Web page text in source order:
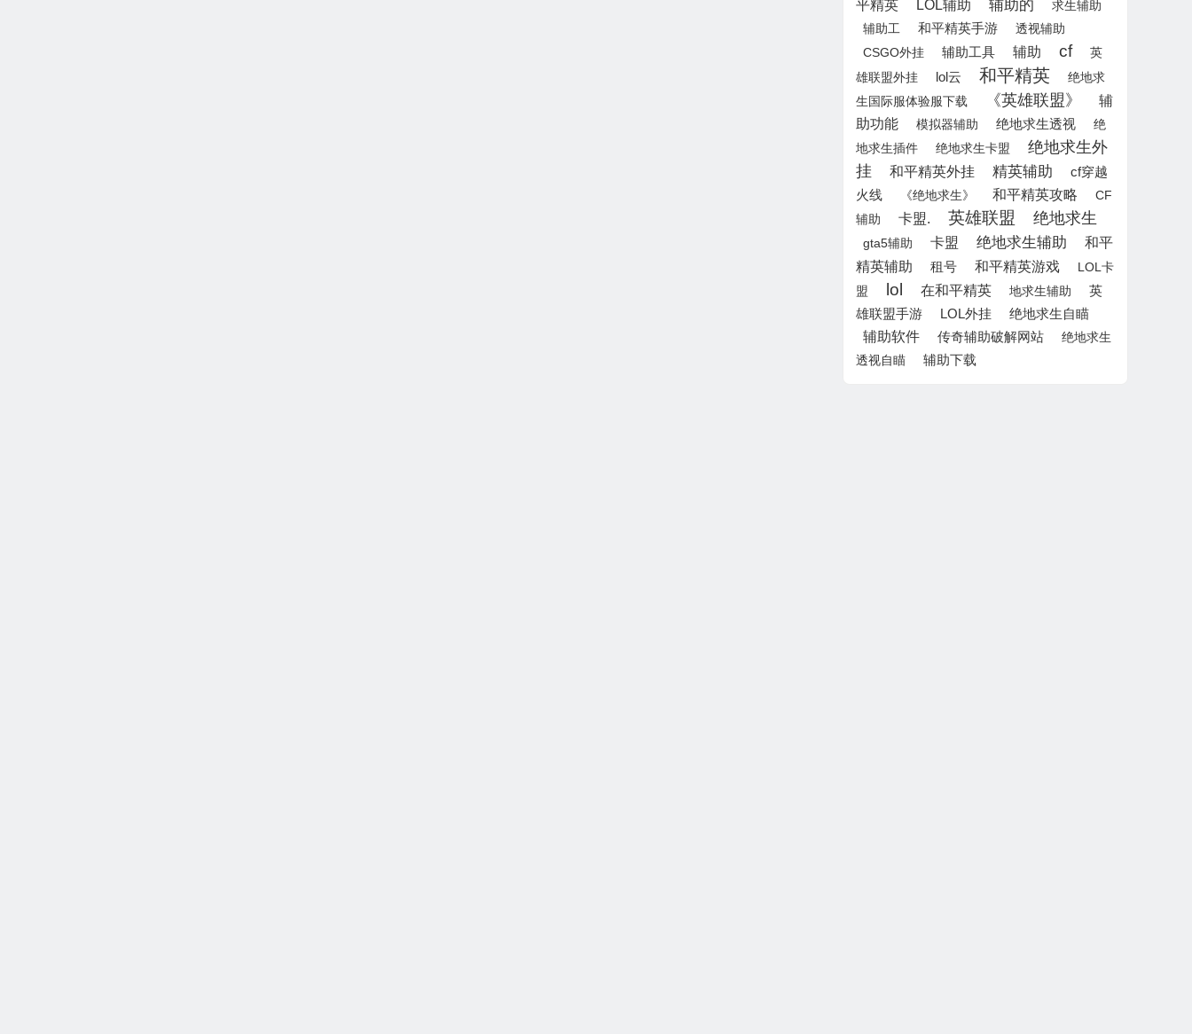
平精英
LOL辅助 辅助的
求生辅助
辅助工
和平精英手游
透视辅助
CSGO外挂
辅助工具 辅助 cf
英
雄联盟外挂
lol云 和平精英
绝地求
生国际服体验服下载
《英雄联盟》
辅
助功能
模拟器辅助 绝地求生透视
绝
地求生插件
绝地求生卡盟
绝地求生外
挂
和平精英外挂 精英辅助
cf穿越
火线
《绝地求生》 和平精英攻略
CF
辅助
卡盟. 英雄联盟 绝地求生
gta5辅助 卡盟 绝地求生辅助
和平
精英辅助
租号 和平精英游戏
LOL卡
盟
lol 在和平精英 地求生辅助
英
雄联盟手游
LOL外挂
绝地求生自瞄
辅助软件
传奇辅助破解网站
绝地求生
透视自瞄
辅助下载